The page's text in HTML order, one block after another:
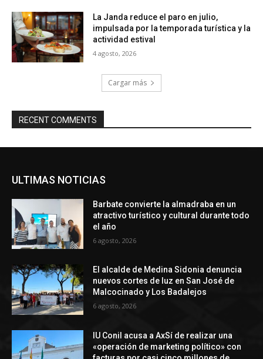
La Janda reduce el paro en julio,
impulsada por la temporada turística y la
actividad estival
4 agosto, 2026
Cargar más
RECENT COMMENTS
ULTIMAS NOTICIAS
Barbate convierte la almadraba en un
atractivo turístico y cultural durante todo
el año
6 agosto, 2026
El alcalde de Medina Sidonia denuncia
nuevos cortes de luz en San José de
Malcocinado y Los Badalejos
6 agosto, 2026
IU Conil acusa a AxSí de realizar una
«operación de marketing político» con